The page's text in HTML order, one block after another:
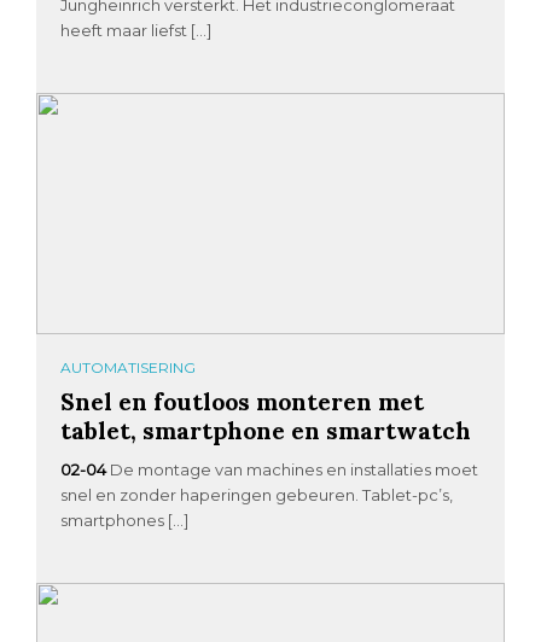
Jungheinrich versterkt. Het industrieconglomeraat
heeft maar liefst […]
AUTOMATISERING
Snel en foutloos monteren met
tablet, smartphone en smartwatch
02-04 De montage van machines en installaties moet
snel en zonder haperingen gebeuren. Tablet-pc’s,
smartphones […]